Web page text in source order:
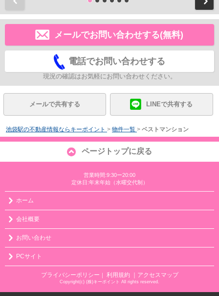
メールでお問い合わせする(無料)
電話でお問い合わせする
現況の確認はお気軽にお問い合わせください。
メールで共有する LINEで共有する
池袋駅の不動産情報ならキーポイント > 物件一覧 > ベストマンション
ページトップに戻る
営業時間:9:30ー20:00
定休日:年末年始（水曜交代制）
ホーム
会社概要
お問い合わせ
PCサイト
プライバシーポリシー 利用規約 ｜アクセスマップ
Copyright(c) (株)キーポイント All rights reserved.